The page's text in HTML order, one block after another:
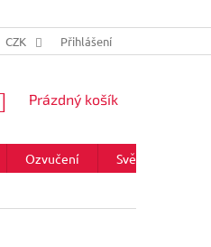
CZK Přihlášení
NÁKUPNÍ
Prázdný košík
Ozvučení Světla